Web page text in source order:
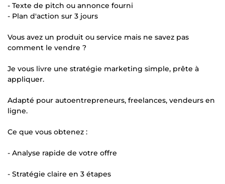
- Texte de pitch ou annonce fourni
- Plan d'action sur 3 jours
Vous avez un produit ou service mais ne savez pas
comment le vendre ?
Je vous livre une stratégie marketing simple, prête à
appliquer.
Adapté pour autoentrepreneurs, freelances, vendeurs en
ligne.
Ce que vous obtenez :
- Analyse rapide de votre offre
- Stratégie claire en 3 étapes